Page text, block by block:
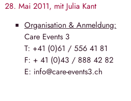
28. Mai 2011, mit Julia Kant
Organisation & Anmeldung:
Care Events 3
T: +41 (0)61 / 556 41 81
F: + 41 (0)43 / 888 42 82
E: info@care-events3.ch